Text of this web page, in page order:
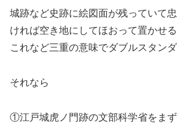
城跡など史跡に絵図面が残っていて
ければ空き地にしてほおって置かせ
これなど三重の意味でダブルスタンダ
それなら
①江戸城虎ノ門跡の文部科学省をま